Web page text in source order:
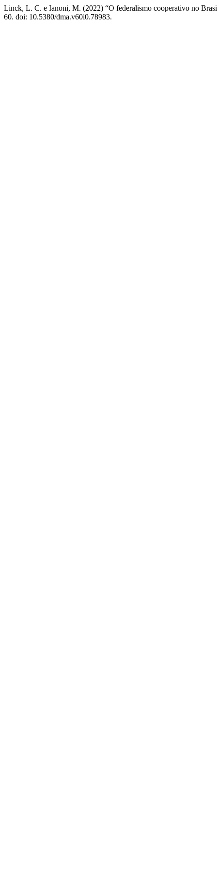
Linck, L. C. e Ianoni, M. (2022) “O federalismo cooperativo no
60. doi: 10.5380/dma.v60i0.78983.